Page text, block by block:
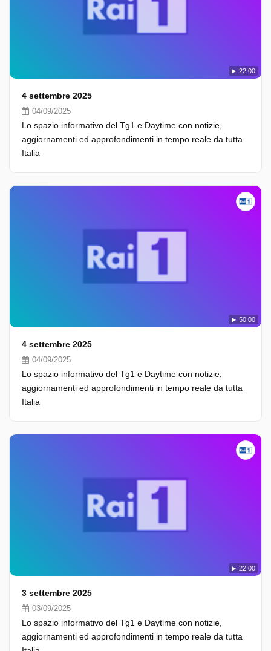
22:00
4 settembre 2025
04/09/2025
Lo spazio informativo del Tg1 e Daytime con notizie,
aggiornamenti ed approfondimenti in tempo reale da tutta
Italia
50:00
4 settembre 2025
04/09/2025
Lo spazio informativo del Tg1 e Daytime con notizie,
aggiornamenti ed approfondimenti in tempo reale da tutta
Italia
22:00
3 settembre 2025
03/09/2025
Lo spazio informativo del Tg1 e Daytime con notizie,
aggiornamenti ed approfondimenti in tempo reale da tutta